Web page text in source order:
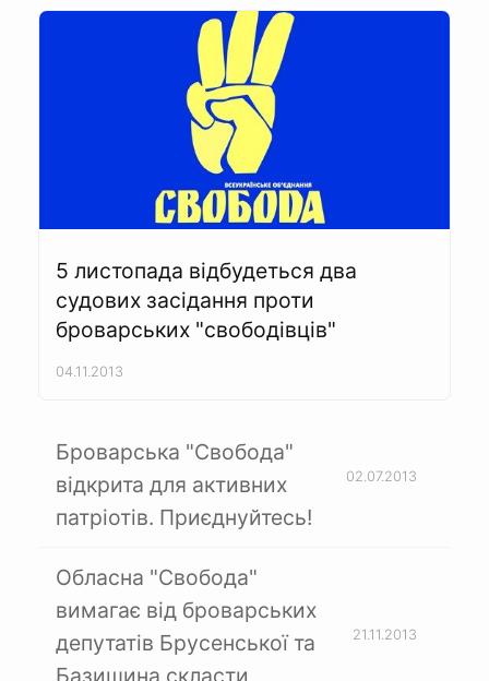
5 листопада відбудеться два
судових засідання проти
броварських "свободівців"
04.11.2013
Броварська "Свобода"
відкрита для активних
патріотів. Приєднуйтесь!
02.07.2013
Обласна "Свобода"
вимагає від броварських
депутатів Брусенської та
Базишина скласти
21.11.2013